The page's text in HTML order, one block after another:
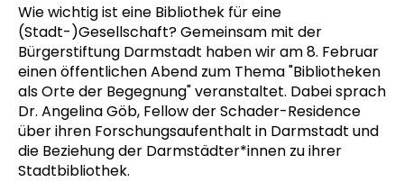
Wie wichtig ist eine Bibliothek für eine
(Stadt-)Gesellschaft? Gemeinsam mit der
Bürgerstiftung Darmstadt haben wir am 8. Februar
einen öffentlichen Abend zum Thema "Bibliotheken
als Orte der Begegnung" veranstaltet. Dabei sprach
Dr. Angelina Göb, Fellow der Schader-Residence
über ihren Forschungsaufenthalt in Darmstadt und
die Beziehung der Darmstädter*innen zu ihrer
Stadtbibliothek.